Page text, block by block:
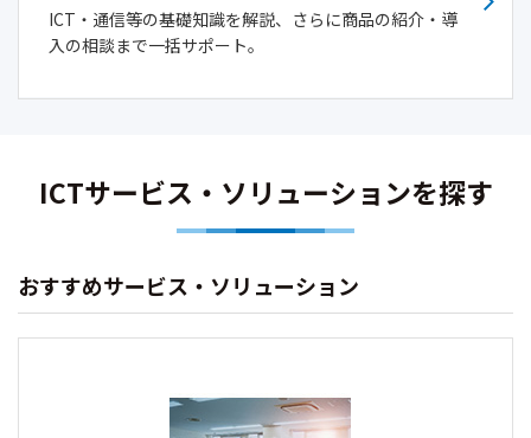
ICT・通信等の基礎知識を解説、さらに商品の紹介・導
入の相談まで一括サポート。
ICTサービス・ソリューションを探す
おすすめサービス・ソリューション